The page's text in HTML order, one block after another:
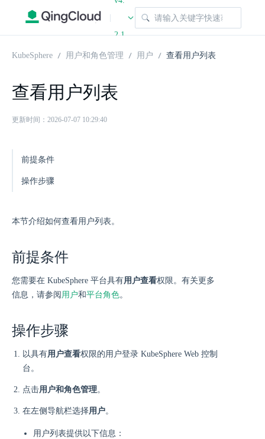
|
2.1
KubeSphere 用户和角色管理 用户 查看用户列表
查看用户列表
更新时间：2026-07-07 10:29:40
前提条件
操作步骤
本节介绍如何查看用户列表。
前提条件
您需要在 KubeSphere 平台具有用户查看权限。有关更多
信息，请参阅 用户和平台角色。
操作步骤
以具有用户查看权限的用户登录 KubeSphere Web 控制
台。
点击用户和角色管理。
在左侧导航栏选择用户。
用户列表提供以下信息：